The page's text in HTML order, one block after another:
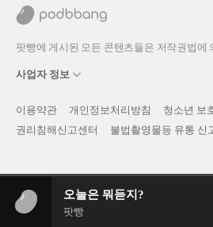
팟빵에 게시된 모든 콘텐츠들은 저작권법에
사업자 정보
이용약관 개인정보처리방침
청소년 보
권리침해신고센터
불법촬영물등 유통 신
오늘은 뭐듣지?
팟빵